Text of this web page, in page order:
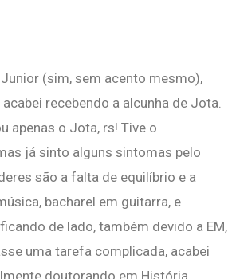
(sim, sem acento mesmo),
recebendo a alcunha de Jota.
apenas o Jota, rs! Tive o
já sinto alguns sintomas pelo
são a falta de equilíbrio e a
bacharel em guitarra, e
de lado, também devido a EM,
uma tarefa complicada, acabei